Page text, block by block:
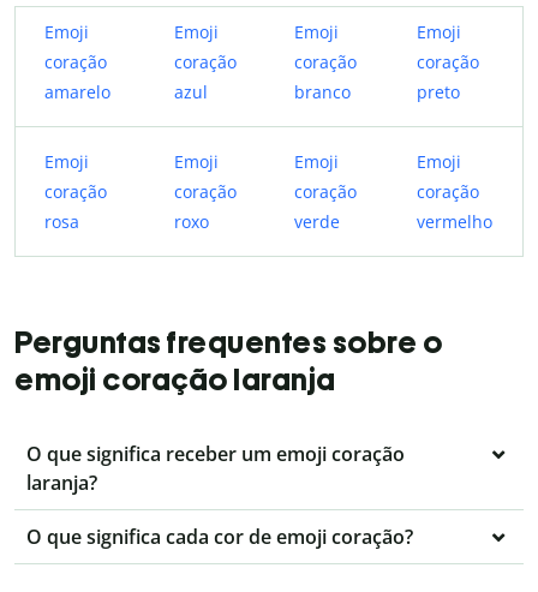
Emoji
coração
amarelo
Emoji
coração
azul
Emoji
coração
branco
Emoji
coração
preto
Emoji
coração
rosa
Emoji
coração
roxo
Emoji
coração
verde
Emoji
coração
vermelho
Perguntas frequentes sobre o
emoji coração laranja
O que significa receber um emoji coração
laranja?
O que significa cada cor de emoji coração?